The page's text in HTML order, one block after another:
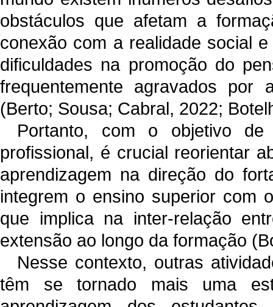
obstáculos que afetam a
conexão com a realidade social
dificuldades na promoção do
frequentemente agravados por
(Berto; Sousa; Cabral, 2022;
Portanto, com o objetivo
profissional, é crucial reorientar
aprendizagem na direção do
integrem o ensino superior com
que implica na inter-relação
extensão ao longo da formação
Nesse contexto, outras
têm se tornado mais uma